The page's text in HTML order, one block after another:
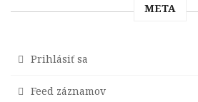
META
Prihlásiť sa
Feed záznamov